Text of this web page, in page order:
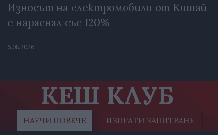
Износът на електромобили от Китай
е нараснал със 120%
6.08.2026
КЕШ КЛУБ
НАУЧИ ПОВЕЧЕ ИЗПРАТИ ЗАПИТВАНЕ